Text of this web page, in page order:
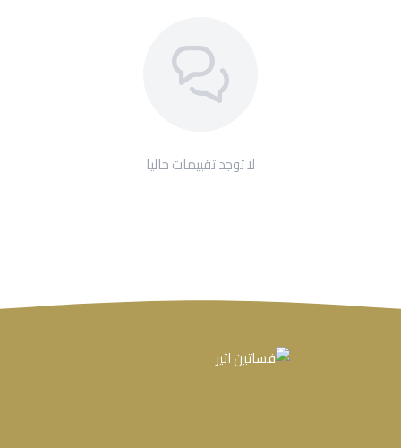
لا توجد تقييمات حاليا